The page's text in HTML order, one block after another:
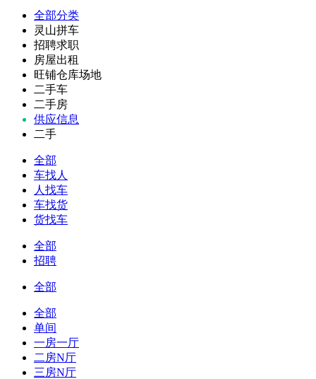
全部分类
灵山拼车
招聘求职
房屋出租
旺铺仓库场地
二手车
二手房
供应信息
二手
全部
车找人
人找车
车找货
货找车
全部
招聘
全部
全部
单间
一房一厅
二房N厅
三房N厅